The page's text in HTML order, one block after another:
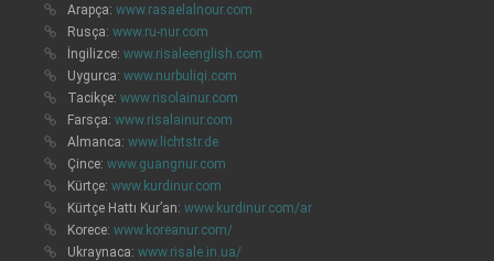
Arapça: www.rasaelalnour.com
Rusça: www.ru-nur.com
İngilizce: www.risaleenglish.com
Uygurca: www.nurbuliqi.com
Tacikçe: www.risolainur.com
Farsça: www.risalainur.com
Almanca: www.lichtstr.de
Çince: www.guangnur.com
Kürtçe: www.kurdinur.com
Kürtçe Hattı Kur’an: www.kurdinur.com/ar
Korece: www.koreanur.com/
Ukraynaca: www.risale.in.ua/